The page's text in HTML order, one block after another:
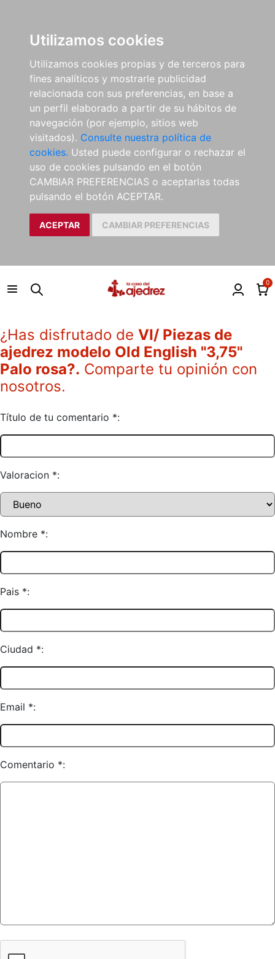
Utilizamos cookies
Utilizamos cookies propias y de terceros para
fines analíticos y mostrarle publicidad
relacionada con sus preferencias, en base a
un perfil elaborado a partir de su hábitos de
navegación (por ejemplo, sitios web
visitados). Consulte nuestra política de
cookies. Usted puede configurar o rechazar el
uso de cookies pulsando en el botón
CAMBIAR PREFERENCIAS o aceptarlas todas
pulsando el botón ACEPTAR.
ACEPTAR CAMBIAR PREFERENCIAS
0
¿Has disfrutado de VI/ Piezas de
ajedrez modelo Old English "3,75"
Palo rosa?. Comparte tu opinión con
nosotros.
Título de tu comentario *:
Valoracion *:
Nombre *:
Pais *:
Ciudad *:
Email *:
Comentario *: